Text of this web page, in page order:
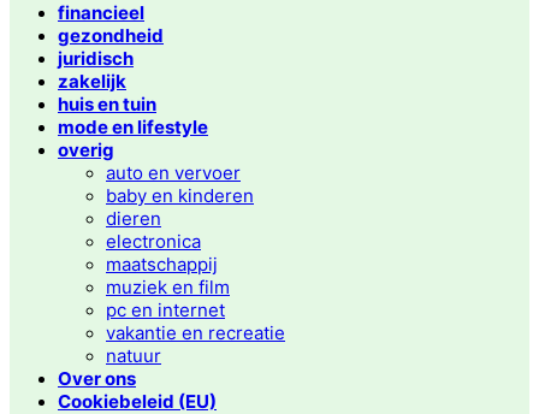
financieel
gezondheid
juridisch
zakelijk
huis en tuin
mode en lifestyle
overig
auto en vervoer
baby en kinderen
dieren
electronica
maatschappij
muziek en film
pc en internet
vakantie en recreatie
natuur
Over ons
Cookiebeleid (EU)